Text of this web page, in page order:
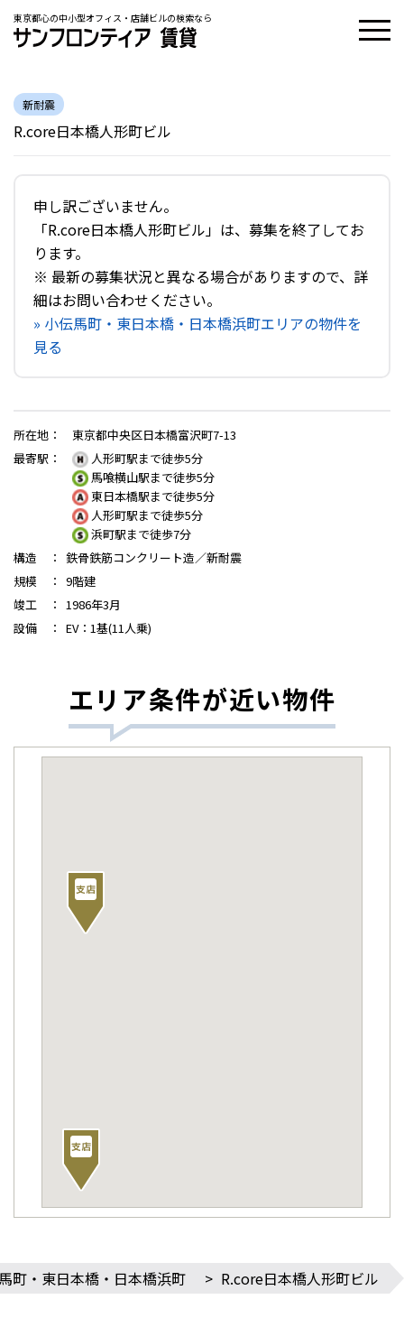
東京都心の中小型オフィス・店舗ビルの検索なら
新耐震
R.core日本橋人形町ビル
申し訳ございません。
「R.core日本橋人形町ビル」は、募集を終了してお
ります。
※ 最新の募集状況と異なる場合がありますので、詳
細はお問い合わせください。
» 小伝馬町・東日本橋・日本橋浜町エリアの物件を
見る
所在地 ：
東京都中央区日本橋富沢町7-13
最寄駅 ：
人形町駅まで徒歩5分
馬喰横山駅まで徒歩5分
東日本橋駅まで徒歩5分
人形町駅まで徒歩5分
浜町駅まで徒歩7分
構造
： 鉄骨鉄筋コンクリート造／新耐震
規模
： 9階建
竣工
： 1986年3月
設備
： EV：1基(11人乗)
エリア条件が近い物件
町・東日本橋・日本橋浜町 > R.core日本橋人形町ビル